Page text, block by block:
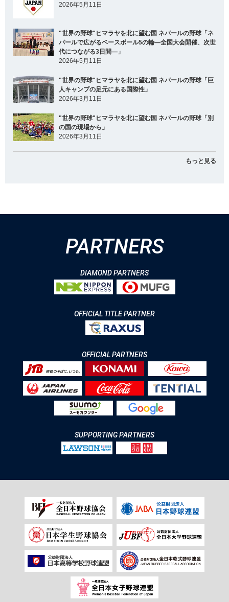
2026年5月11日
"世界の野球"ヒマラヤを北に望む国 ネパールの野球「ネ
パールで広がるベースボール5の輪―全国大会開催、次世
代につながる3日間―」
2026年5月11日
"世界の野球"ヒマラヤを北に望む国 ネパールの野球「巨
人キャンプの足元にある国際性」
2026年3月11日
"世界の野球"ヒマラヤを北に望む国 ネパールの野球「別
の国の現場から」
2026年3月11日
もっと見る
PARTNERS
DIAMOND PARTNERS
OFFICIAL TITLE PARTNER
OFFICIAL PARTNERS
SUPPORTING PARTNERS